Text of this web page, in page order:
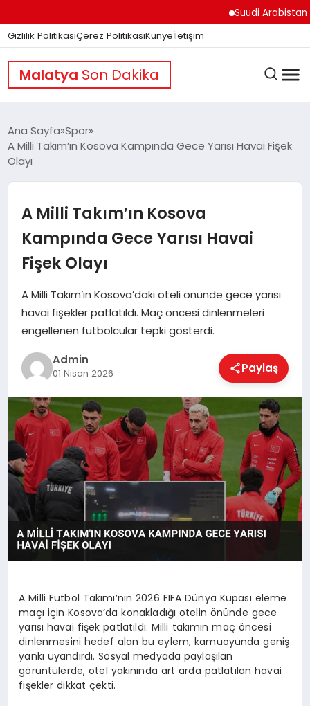
Suudi Arabistan
Gizlilik PolitikasıÇerez PolitikasıKünyeİletişim
Malatya Son Dakika
GÜNDEM
DÜNYA
EĞITIM
EKONOMI
MAGAZIN
SAĞLIK
SPOR
TEKNOLOJI
Ana Sayfa Spor
A Milli Takım’ın Kosova Kampında Gece Yarısı Havai Fişek
Olayı
A Milli Takım’ın Kosova
Kampında Gece Yarısı Havai
Fişek Olayı
A Milli Takım’ın Kosova’daki oteli önünde gece yarısı
havai fişekler patlatıldı. Maç öncesi dinlenmeleri
engellenen futbolcular tepki gösterdi.
Admin
01 Nisan 2026 Paylaş
A Milli Futbol Takımı’nın 2026 FIFA Dünya Kupası eleme
maçı için Kosova’da konakladığı otelin önünde gece
yarısı havai fişek patlatıldı. Milli takımın maç öncesi
dinlenmesini hedef alan bu eylem, kamuoyunda geniş
yankı uyandırdı. Sosyal medyada paylaşılan
görüntülerde, otel yakınında art arda patlatılan havai
fişekler dikkat çekti.